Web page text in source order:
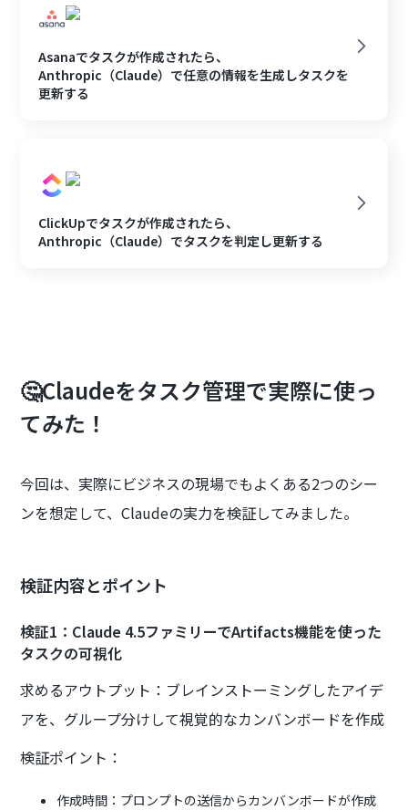
Asanaでタスクが作成されたら、
Anthropic（Claude）で任意の情報を生成しタスクを
更新する
ClickUpでタスクが作成されたら、
Anthropic（Claude）でタスクを判定し更新する
🤔Claudeをタスク管理で実際に使っ
てみた！
今回は、実際にビジネスの現場でもよくある2つのシー
ンを想定して、Claudeの実力を検証してみました。
検証内容とポイント
検証1：Claude 4.5ファミリーでArtifacts機能を使った
タスクの可視化
求めるアウトプット：ブレインストーミングしたアイデ
アを、グループ分けして視覚的なカンバンボードを作成
検証ポイント：
作成時間：プロンプトの送信からカンバンボードが作成